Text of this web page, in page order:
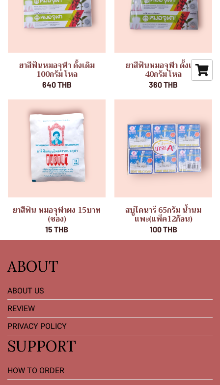
ยาสีฟันหมอจุฬา ดั้งเดิม
100กรัม โหล
640 THB
ยาสีฟันหมอจุฬา ดั้งเดิม
40กรัม โหล
360 THB
ยาสีฟัน หมอจุฬาผง 15บาท
(ซอง)
15 THB
สบู่ไดนารี 65กรัม น้ำนม
แพะ(แพ็ค12ก้อน)
100 THB
ABOUT
ABOUT US
REVIEW
PRIVACY POLICY
SUPPORT
HOW TO ORDER